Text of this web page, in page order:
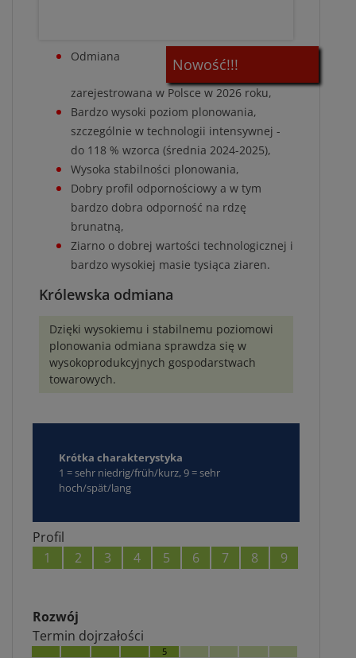
Nowość!!!
Odmiana
zarejestrowana w Polsce w 2026 roku,
Bardzo wysoki poziom plonowania,
szczególnie w technologii intensywnej -
do 118 % wzorca (średnia 2024-2025),
Wysoka stabilności plonowania,
Dobry profil odpornościowy a w tym
bardzo dobra odporność na rdzę
brunatną,
Ziarno o dobrej wartości technologicznej i
bardzo wysokiej masie tysiąca ziaren.
Królewska odmiana
Dzięki wysokiemu i stabilnemu poziomowi
plonowania odmiana sprawdza się w
wysokoprodukcyjnych gospodarstwach
towarowych.
Krótka charakterystyka
1 = sehr niedrig/früh/kurz, 9 = sehr
hoch/spät/lang
Profil
1
2 3 4 5 6 7 8 9
Rozwój
Termin dojrzałości
5